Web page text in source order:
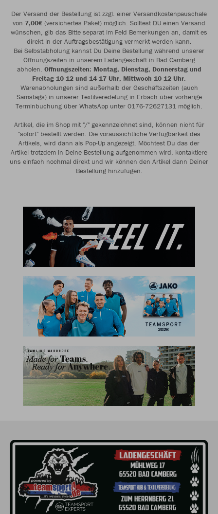
Der Versand der Bestellung ist zzgl. einer Versandkostenpauschale
von 7,00€ (versichertes Paket) möglich. Solltest DU einen Versand
wünschen, gib das Bitte separat im Feld Bemerkungen an, damit es
direkt in der Auftragsbestätigung vermerkt werden kann.
Bei Selbstabholung kannst Du Deine Bestellung während unserer
Öffnungszeiten in unserem Ladengeschäft in Bad Camberg
abholen. Öffnungszeiten: Montag, Dienstag, Donnerstag und
Freitag 10-12 und 14-17 Uhr, Mittwoch 10-12 Uhr.
Warenabholungen sind außerhalb der Geschäftszeiten (auch
Samstags) in unserer Textilveredelung in Erbach über vorherige
Terminbuchung über WhatsApp unter 0176-72627131 möglich.
Artikel, die im Shop mit "/" gekennzeichnet sind, können nicht für
"sofort" bestellt werden. Die voraussichtliche Verfügbarkeit des
Artikels, wird dann als Pop-Up angezeigt. Möchtest Du das der
Artikel trotzdem in Deine Bestellung aufgenommen wird, kontaktiere
uns einfach nochmal direkt und wir können den Artikel dann Deiner
Bestellung hinzufügen.